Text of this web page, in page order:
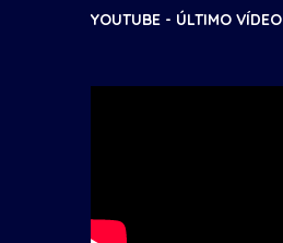
YOUTUBE - ÚLTIMO VÍDEO